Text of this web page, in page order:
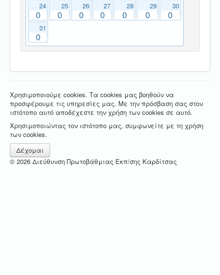
24
0
25
0
26
0
27
0
28
0
29
0
30
0
31
0
Χρησιμοποιούμε cookies. Τα cookies μας βοηθούν να
προσφέρουμε τις υπηρεσίες μας. Με την πρόσβαση σας στον
ιστότοπο αυτό αποδέχεστε την χρήση των cookies σε αυτό.
Χρησιμοποιώντας τον ιστότοπο μας, συμφωνείτε με τη χρήση
των cookies.
Δέχομαι
© 2026 Διεύθυνση Πρωτοβάθμιας Εκπ/σης Καρδίτσας